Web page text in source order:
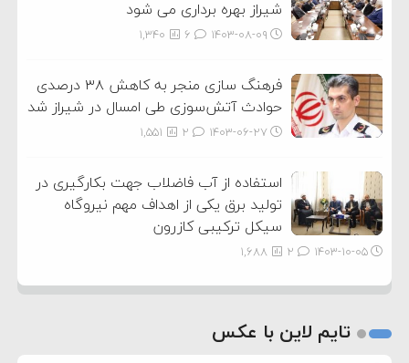
شیراز بهره برداری می شود
۱۴۰۳-۰۸-۰۹ 1,340
فرهنگ سازی منجر به کاهش ۳۸ درصدی
حوادث آتش‌سوزی طی امسال در شیراز شد
۱۴۰۳-۰۶-۲۷ 1,551
استفاده از آب فاضلاب جهت بکارگیری در
تولید برق یکی از اهداف مهم نیروگاه
سیکل ترکیبی کازرون
۱۴۰۳-۱۰-۰۵ 1,688
تایم لاین با عکس